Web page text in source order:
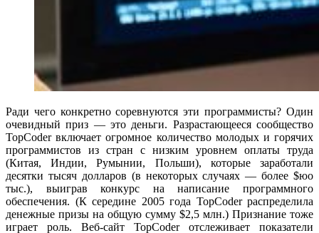
Ради чего конкретно соревнуются эти программисты? Один
очевидный приз — это деньги. Разрастающееся сообщество
TopCoder включает огромное количество молодых и горячих
программистов из стран с низким уровнем оплаты труда
(Китая, Индии, Румынии, Польши), которые заработали
десятки тысяч долларов (в некоторых случаях — более $юо
тыс.), выиграв конкурс на написание программного
обеспечения. (К середине 2005 года TopCoder распределила
денежные призы на общую сумму $2,5 млн.) Признание тоже
играет роль. Веб-сайт TopCoder отслеживает показатели